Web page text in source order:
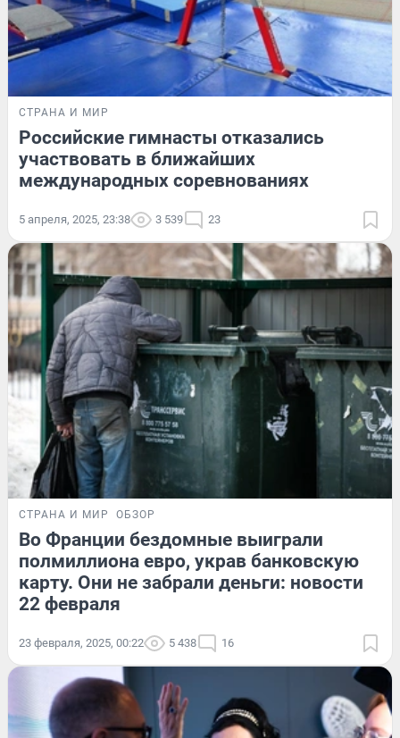
СТРАНА И МИР
Российские гимнасты отказались
участвовать в ближайших
международных соревнованиях
5 апреля, 2025, 23:38 3 539 23
СТРАНА И МИР ОБЗОР
Во Франции бездомные выиграли
полмиллиона евро, украв банковскую
карту. Они не забрали деньги: новости
22 февраля
23 февраля, 2025, 00:22 5 438 16